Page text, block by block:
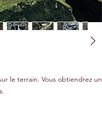
le terrain. Vous obtiendrez un